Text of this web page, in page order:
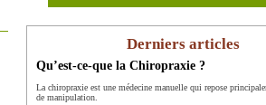
Derniers articles
Qu’est-ce-que la Chiropraxie ?
La chiropraxie est une médecine manuelle qui repose
de manipulation.